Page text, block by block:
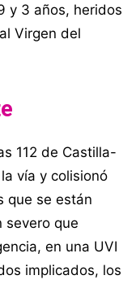
y 3 años, heridos
Virgen del
112 de Castilla-
vía y colisionó
que se están
severo que
en una UVI
implicados, los